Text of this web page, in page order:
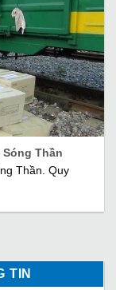
Thần
Thần. Quy
TIN